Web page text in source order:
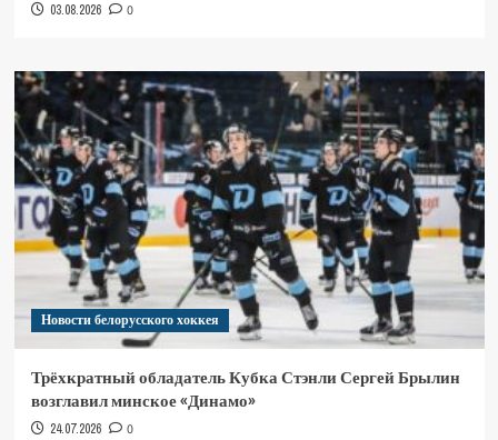
03.08.2026 0
Новости белорусского хоккея
Трёхкратный обладатель Кубка Стэнли Сергей Брылин
возглавил минское «Динамо»
24.07.2026 0